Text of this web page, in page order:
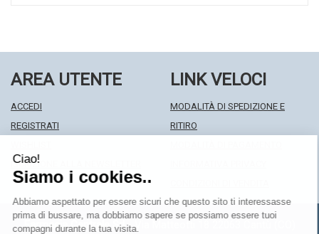
AREA UTENTE
ACCEDI
REGISTRATI
ISCRIZIONE ALLA NEWSLETTER
LINK VELOCI
MODALITÀ DI SPEDIZIONE E
RITIRO
Farmacia Centrale Srl- Via Matteotti 18 22063 Cantù (CO)